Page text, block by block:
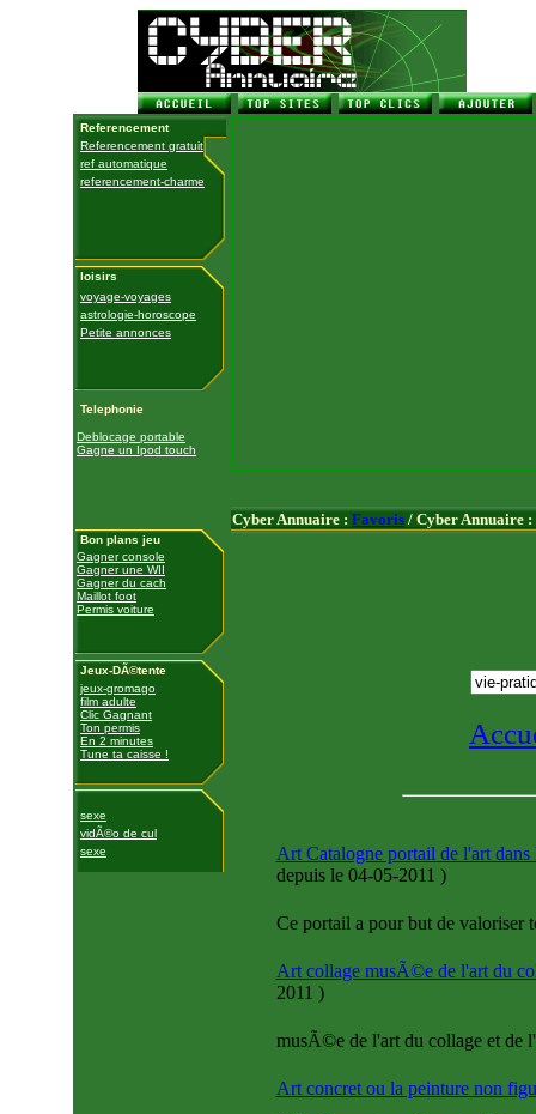
Referencement
Referencement gratuit
ref automatique
referencement-charme
loisirs
voyage-voyages
astrologie-horoscope
Petite annonces
Telephonie
Deblocage portable
Gagne un Ipod touch
Bon plans jeu
Gagner console
Gagner une WII
Gagner du cach
Maillot foot
Permis voiture
Jeux-DÃ©tente
jeux-gromago
film adulte
Clic Gagnant
Ton permis
En 2 minutes
Tune ta caisse !
sexe
vidÃ©o de cul
sexe
Cyber Annuaire : Favoris / Cyber Annuaire :
Art Catalogne portail de l'art
depuis le 04-05-2011 )
Ce portail a pour but de valoriser
Art collage musÃ©e de l'art du
2011 )
musÃ©e de l'art du collage et de
Art concret ou la peinture non